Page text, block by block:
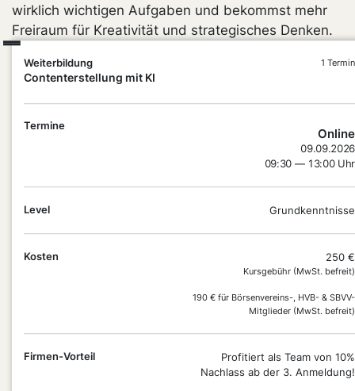
Weiterbildung
Contenterstellung mit KI
1 Termin
Termine
Online
09.09.2026
09:30 — 13:00 Uhr
Level Grundkenntnisse
Kosten 250 €
Kursgebühr (MwSt. befreit)
190 € für Börsenvereins-, HVB- & SBVV-
Mitglieder (MwSt. befreit)
Firmen-Vorteil
Profitiert als Team von 10%
Nachlass ab der 3. Anmeldung!
wirklich wichtigen Aufgaben und bekommst mehr
Freiraum für Kreativität und strategisches Denken.
DEIN
Erstellung einsetzt und dadurch Zeit für kreative